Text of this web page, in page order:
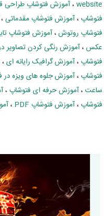
website،آموزش فتوشاپ طراحی
فتوشاپ ،آموزش فتوشاپ مقدماتی
فتوشاپ روتوش،آموزش فتوشاپ
عکس،آموزش رنگی کردن تصاویر
فتوشاپ ،آموزش گرافیک رایانه ای،
فتوشاپ ،آموزش جلوه های ویزه در
ساعت،آموزش حرفه ای فتوشاپ ،
فتوشاپ ،آموزش فتوشاپ PDF ،